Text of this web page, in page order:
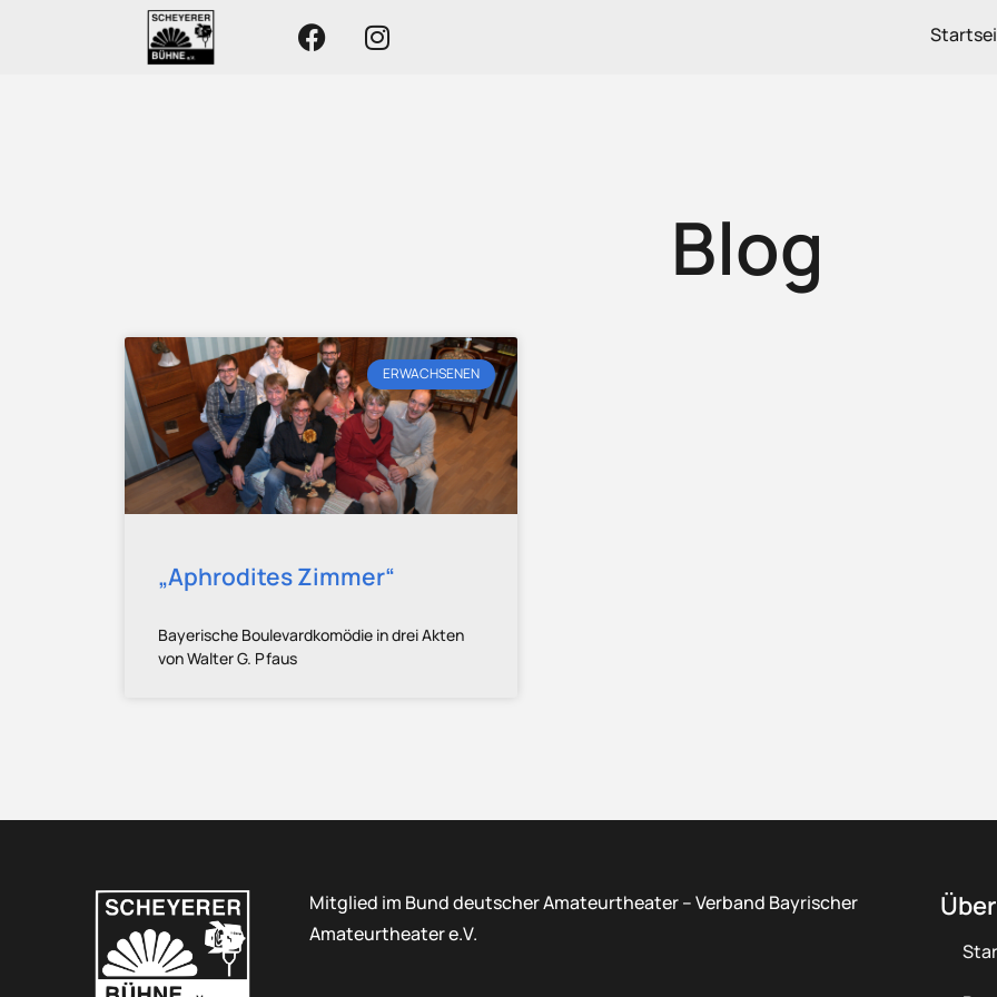
Blog
ERWACHSENEN
„Aphrodites Zimmer“
Bayerische Boulevardkomödie in drei Akten
von Walter G. Pfaus
Mitglied im Bund deutscher Amateurtheater – Verband Bayrischer
Amateurtheater e.V.
Über